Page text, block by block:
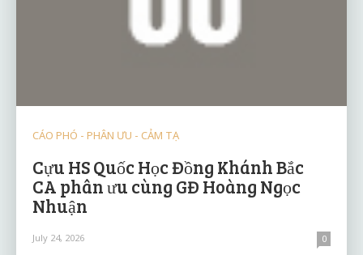
CÁO PHÓ - PHÂN ƯU - CẢM TẠ
Cựu HS Quốc Học Đồng Khánh Bắc
CA phân ưu cùng GĐ Hoàng Ngọc
Nhuận
July 24, 2026 0